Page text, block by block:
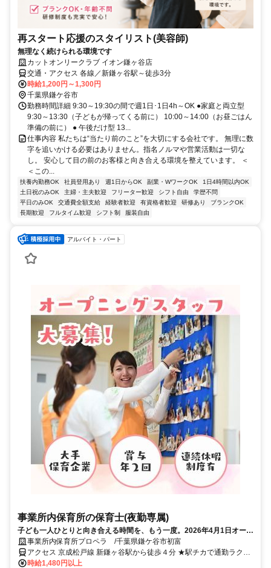
再スタート応援のスタイリスト(美容師)
無理なく続けられる環境です
カットオンリークラブ イオン鎌ヶ谷店
交通・アクセス 各線／新鎌ヶ谷駅～徒歩3分
時給1,200円～1,300円
千葉県鎌ケ谷市
勤務時間詳細 9:30～19:30の間で週1日･1日4h～OK ●家庭と両立型
9:30～13:30（子どもが帰ってくる前に） 10:00～14:00（お昼ごはん
準備の前に） ● 午後だけ型 13...
仕事内容 私たちは“当たり前のこと”を大切にする会社です。 無理に数
字を追いかける必要はありません。指名ノルマや営業活動は一切な
し。 安心して目の前のお客様と向き合える環境を整えています。 ＜
＜この...
扶養内勤務OK 社員登用あり 週1日からOK 副業・WワークOK
1日4時間以内OK
土日祝のみOK
主婦・主夫歓迎 フリーター歓迎 シフト自由
学歴不問
平日のみOK
交通費全額支給 経験者歓迎 有資格者歓迎 研修あり
ブランクOK
長期歓迎
フルタイム歓迎 シフト制 服装自由
アルバイト・パート
事業所内保育所の保育士(夜勤専属)
子ども一人ひとりと向き合える時間を、もう一度。2026年4月1日オープ
ン！夜勤専属の保育士オープニング大募集！＜遅番は加給有！時給200
円～300円アップ＞
事業所内保育所プロペラ /千葉県鎌ケ谷市初富
アクセス 京成松戸線 新鎌ヶ谷駅から徒歩４分 ★駅チカで通勤ラクラ
ク！
時給1,480円以上